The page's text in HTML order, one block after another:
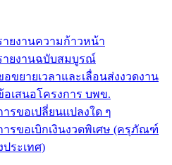
ยงานความก้าวหน้า
ายงานฉบับสมบูรณ์
ขยายเวลาและเลื่อนส่งงวดงาน
เสนอโครงการ บพข.
รขอเปลี่ยนแปลงใด ๆ
รขอเบิกเงินงวดพิเศษ (ครุภัณฑ์
ประเทศ)